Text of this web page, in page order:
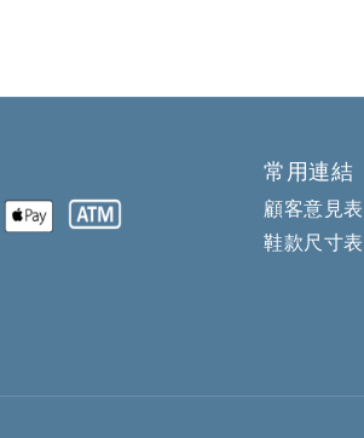
常用連結
顧客意見表
鞋款尺寸表